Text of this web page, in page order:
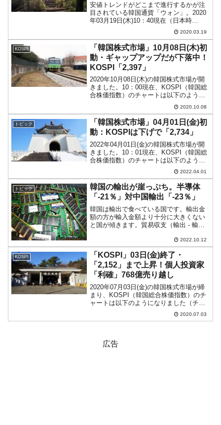
安値トレンドがどこまで進行するかが注
目されている韓国通貨「ウォン」。2020
年03月19日(木)10：40現在（日本時
間）、ドルウォンチャートは以下のよう
『Investing.com』より引用：以下同）。
前日終値か...
2020.03.19
KOSPI
「韓国株式市場」10月08日(木)初
動・ギャップアップだが下落中！
KOSPI「2,397」
2020年10月08日(木)の韓国株式市場が開
きました。10：00現在、KOSPI（韓国総
合株価指数）のチャートは以下のように
『Investing.com』より引用）。以下は投
資家別売買動向です。ギャップアップし
て始...
2020.10.08
トピック
「韓国株式市場」04月01日(金)初
動：KOSPIは下げで「2,734」
2022年04月01日(金)の韓国株式市場が開
きました。10：01現在、KOSPI（韓国総
合株価指数）のチャートは以下のように
『Investing.com』より引用）。下げて始
まり、現在のところ陰線です。KOSPI
は...
2022.04.01
トピック
韓国の輸出が崖っぷち。半導体
「-21％」対中国輸出「-23％」
韓国は輸出で食べている国です。輸出金
額の方が輸入金額より十分に大きくない
と国が傾きます。貿易収支（輸出 - 輸
が存立するために必須です。前文在寅政
権の際には、「輸出が対前年比で増加し
ているので大丈夫だ」と...
2022.10.12
KOSPI
「KOSPI」03日(金)終了・
「2,152」まで上昇！個人投資家
「利確」768億売り越し
2020年07月03日(金)の韓国株式市場が締
まり、KOSPI（韓国総合株価指数）のチ
ャートは以下のようになりました（チャ
ートは『Investing.com』より引用）。陽
線となり「2,152」まで上昇しました。こ
2020.07.03
広告